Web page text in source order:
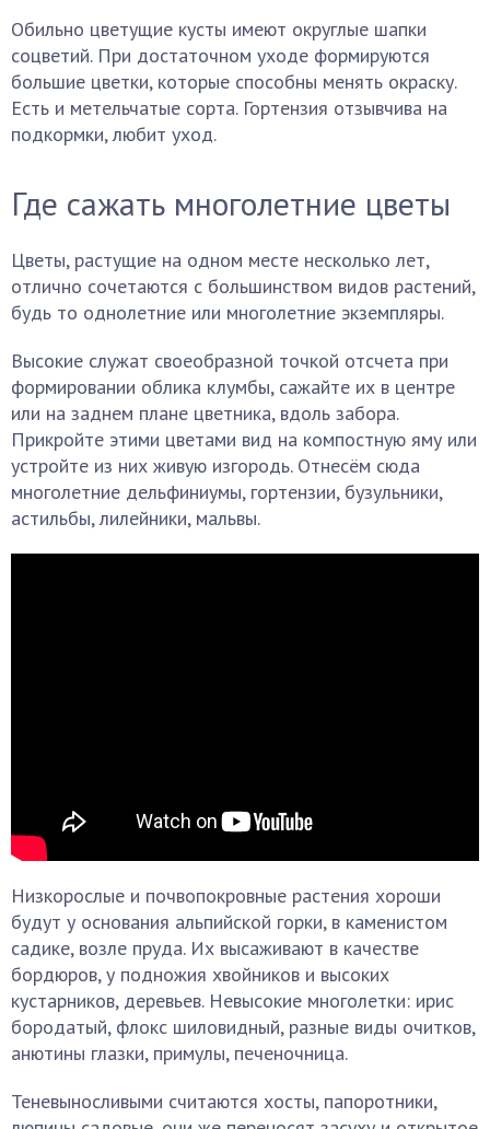
Обильно цветущие кусты имеют округлые шапки
соцветий. При достаточном уходе формируются
большие цветки, которые способны менять окраску.
Есть и метельчатые сорта. Гортензия отзывчива на
подкормки, любит уход.
Где сажать многолетние цветы
Цветы, растущие на одном месте несколько лет,
отлично сочетаются с большинством видов растений,
будь то однолетние или многолетние экземпляры.
Высокие служат своеобразной точкой отсчета при
формировании облика клумбы, сажайте их в центре
или на заднем плане цветника, вдоль забора.
Прикройте этими цветами вид на компостную яму или
устройте из них живую изгородь. Отнесём сюда
многолетние дельфиниумы, гортензии, бузульники,
астильбы, лилейники, мальвы.
Низкорослые и почвопокровные растения хороши
будут у основания альпийской горки, в каменистом
садике, возле пруда. Их высаживают в качестве
бордюров, у подножия хвойников и высоких
кустарников, деревьев. Невысокие многолетки: ирис
бородатый, флокс шиловидный, разные виды очитков,
анютины глазки, примулы, печеночница.
Теневыносливыми считаются хосты, папоротники,